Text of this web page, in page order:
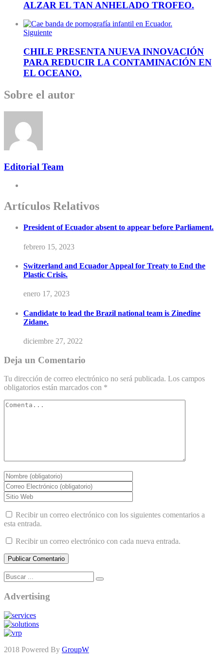
ALZAR EL TAN ANHELADO TROFEO.
Siguiente
CHILE PRESENTA NUEVA INNOVACIÓN
PARA REDUCIR LA CONTAMINACIÓN EN
EL OCEANO.
Sobre el autor
Editorial Team
Artículos Relativos
President of Ecuador absent to appear before Parliament.
febrero 15, 2023
Switzerland and Ecuador Appeal for Treaty to End the
Plastic Crisis.
enero 17, 2023
Candidate to lead the Brazil national team is Zinedine
Zidane.
diciembre 27, 2022
Deja un Comentario
Tu dirección de correo electrónico no será publicada. Los campos
obligatorios están marcados con *
Recibir un correo electrónico con los siguientes comentarios a
esta entrada.
Recibir un correo electrónico con cada nueva entrada.
Advertising
2018 Powered By GroupW